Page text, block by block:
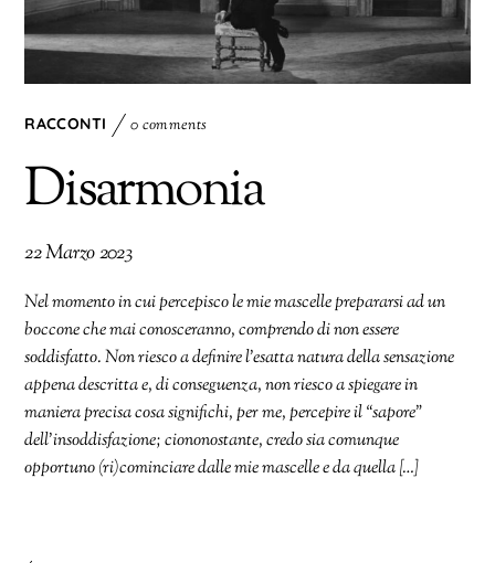
RACCONTI 0 comments
Disarmonia
22 Marzo 2023
Nel momento in cui percepisco le mie mascelle prepararsi ad un
boccone che mai conosceranno, comprendo di non essere
soddisfatto. Non riesco a definire l’esatta natura della sensazione
appena descritta e, di conseguenza, non riesco a spiegare in
maniera precisa cosa significhi, per me, percepire il “sapore”
dell’insoddisfazione; ciononostante, credo sia comunque
opportuno (ri)cominciare dalle mie mascelle e da quella […]